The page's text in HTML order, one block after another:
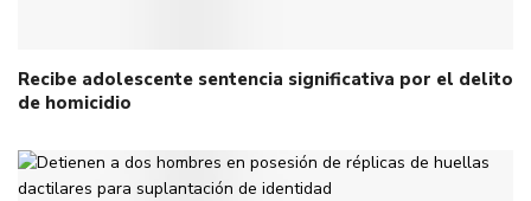
Recibe adolescente sentencia significativa por el delito
de homicidio